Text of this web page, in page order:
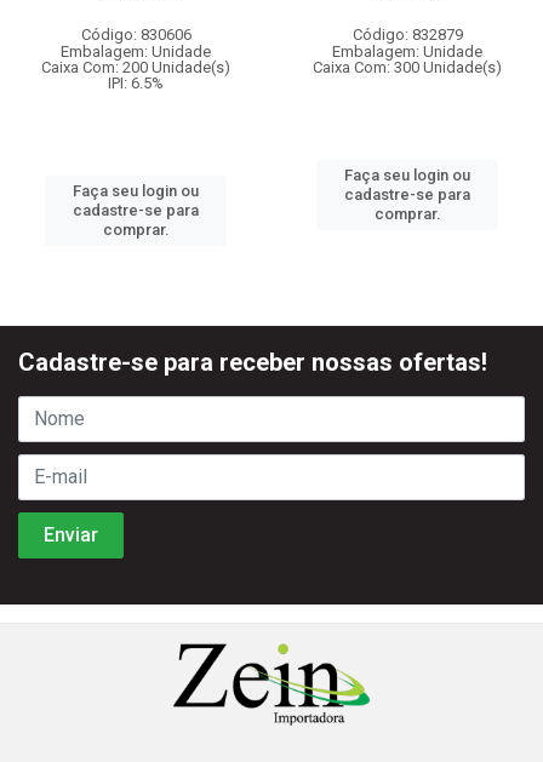
Código: 830606
Embalagem: Unidade
Caixa Com: 200 Unidade(s)
IPI: 6.5%
Faça seu login ou
cadastre-se para
comprar.
Código: 832879
Embalagem: Unidade
Caixa Com: 300 Unidade(s)
Faça seu login ou
cadastre-se para
comprar.
Cadastre-se para receber nossas ofertas!